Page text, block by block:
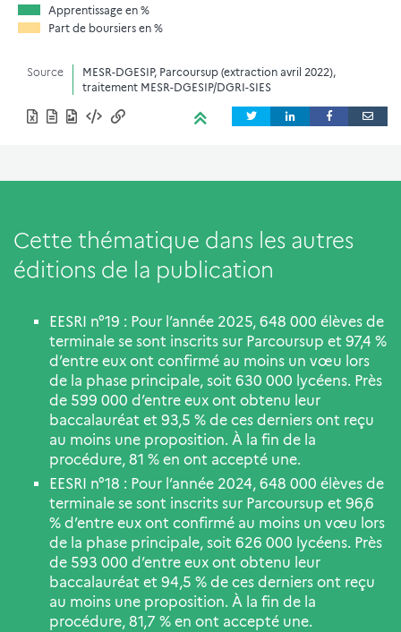
Apprentissage en %
Part de boursiers en %
Source
MESR-DGESIP, Parcoursup (extraction avril 2022),
traitement MESR-DGESIP/DGRI-SIES
Cette thématique dans les autres
éditions de la publication
EESRI n°19 : Pour l’année 2025, 648 000 élèves de
terminale se sont inscrits sur Parcoursup et 97,4 %
d’entre eux ont confirmé au moins un vœu lors
de la phase principale, soit 630 000 lycéens. Près
de 599 000 d’entre eux ont obtenu leur
baccalauréat et 93,5 % de ces derniers ont reçu
au moins une proposition. À la fin de la
procédure, 81 % en ont accepté une.
EESRI n°18 : Pour l’année 2024, 648 000 élèves de
terminale se sont inscrits sur Parcoursup et 96,6
% d’entre eux ont confirmé au moins un vœu lors
de la phase principale, soit 626 000 lycéens. Près
de 593 000 d’entre eux ont obtenu leur
baccalauréat et 94,5 % de ces derniers ont reçu
au moins une proposition. À la fin de la
procédure, 81,7 % en ont accepté une.